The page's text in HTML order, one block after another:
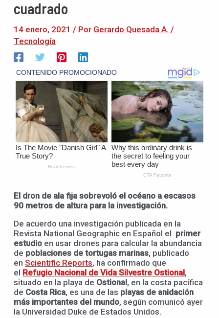
cuadrado
14 enero, 2021 / Por Gerardo Quesada A. /
Tecnología
El dron de ala fija sobrevoló el océano a escasos
90 metros de altura para la investigación.
De acuerdo una investigación publicada en la
Revista National Geographic en Español el primer
estudio en usar drones para calcular la abundancia
de poblaciones de tortugas marinas, publicado
en Scientific Reports, ha confirmado que
el Refugio Nacional de Vida Silvestre Ostional,
situado en la playa de Ostional, en la costa pacífica
de Costa Rica, es una de las playas de anidación
más importantes del mundo, según comunicó ayer
la Universidad Duke de Estados Unidos.